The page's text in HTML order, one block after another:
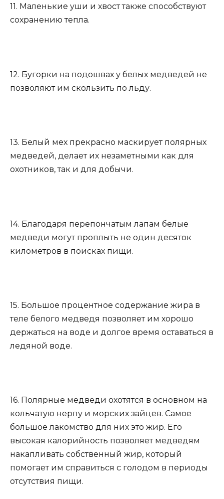
11. Маленькие уши и хвост также способствуют
сохранению тепла.
12. Бугорки на подошвах у белых медведей не
позволяют им скользить по льду.
13. Белый мех прекрасно маскирует полярных
медведей, делает их незаметными как для
охотников, так и для добычи.
14. Благодаря перепончатым лапам белые
медведи могут проплыть не один десяток
километров в поисках пищи.
15. Большое процентное содержание жира в
теле белого медведя позволяет им хорошо
держаться на воде и долгое время оставаться в
ледяной воде.
16. Полярные медведи охотятся в основном на
кольчатую нерпу и морских зайцев. Самое
большое лакомство для них это жир. Его
высокая калорийность позволяет медведям
накапливать собственный жир, который
помогает им справиться с голодом в периоды
отсутствия пищи.